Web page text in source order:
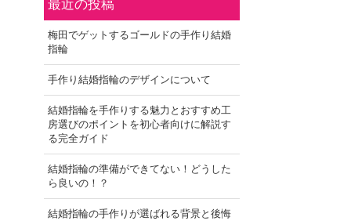
最近の投稿
梅田でゲットするゴールドの手作り結婚
指輪
手作り結婚指輪のデザインについて
結婚指輪を手作りする魅力とおすすめ工
房選びのポイントを初心者向けに解説す
る完全ガイド
結婚指輪の準備ができてない！どうした
ら良いの！？
結婚指輪の手作りが選ばれる背景と後悔